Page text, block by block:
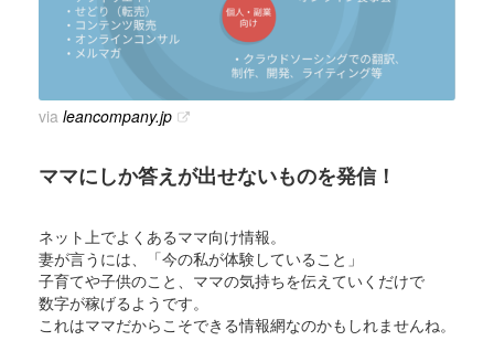
via leancompany.jp
ママにしか答えが出せないものを発信！
ネット上でよくあるママ向け情報。
妻が言うには、「今の私が体験していること」
子育てや子供のこと、ママの気持ちを伝えていくだけで
数字が稼げるようです。
これはママだからこそできる情報網なのかもしれませんね。